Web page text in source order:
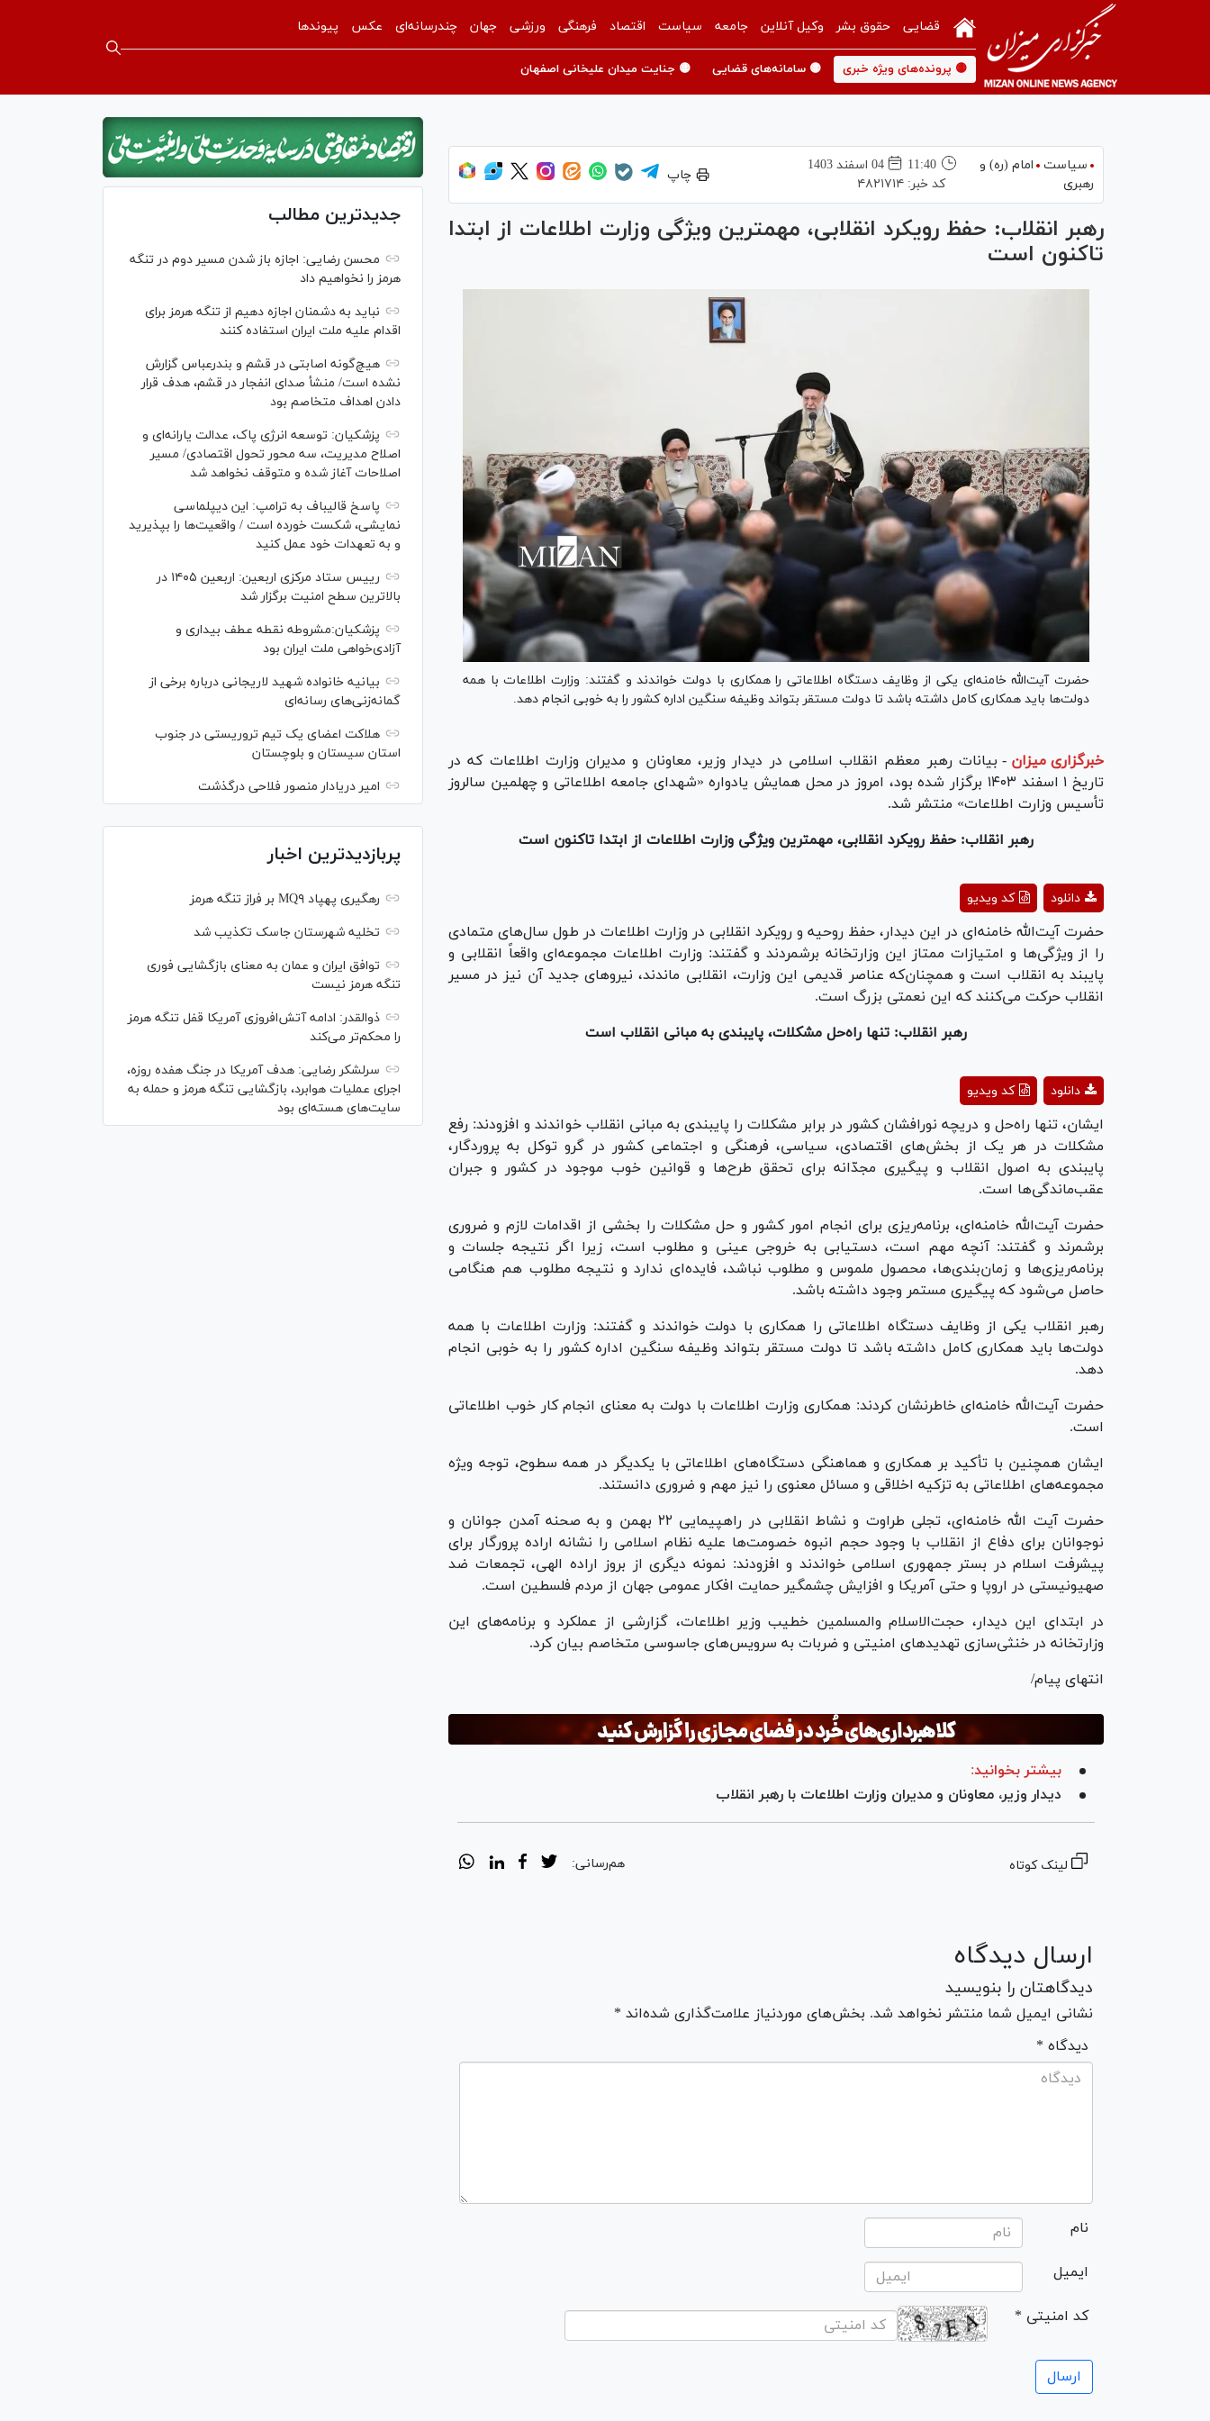
قضایی حقوق بشر وکیل آنلاین جامعه سیاست اقتصاد فرهنگی ورزشی جهان چندرسانه‌ای عکس پیوندها
🟡 پرونده‌های ویژه خبری 🟡 سامانه‌های قضایی 🟡 جنایت میدان علیخانی اصفهان
سیاست
امام (ره) و
رهبری
11:40
04 اسفند 1403
کد خبر:۴۸۲۱۷۱۴
چاپ
رهبر انقلاب: حفظ رویکرد انقلابی، مهمترین ویژگی وزارت اطلاعات از ابتدا
تاکنون است
حضرت آیت‌الله خامنه‌ای یکی از وظایف دستگاه اطلاعاتی را همکاری با دولت خواندند و گفتند: وزارت اطلاعات با همه
دولت‌ها باید همکاری کامل داشته باشد تا دولت مستقر بتواند وظیفه سنگین اداره کشور را به خوبی انجام دهد.
خبرگزاری میزان - بیانات رهبر معظم انقلاب اسلامی در دیدار وزیر، معاونان و مدیران وزارت اطلاعات که در
تاریخ ۱ اسفند ۱۴۰۳ برگزار شده بود، امروز در محل همایش یادواره «شهدای جامعه اطلاعاتی و چهلمین سالروز
تأسیس وزارت اطلاعات» منتشر شد.
رهبر انقلاب: حفظ رویکرد انقلابی، مهمترین ویژگی وزارت اطلاعات از ابتدا تاکنون است
Video
کد ویدیو دانلود
حضرت آیت‌الله خامنه‌ای در این دیدار، حفظ روحیه و رویکرد انقلابی در وزارت اطلاعات در طول سال‌های متمادی
را از ویژگی‌ها و امتیازات ممتاز این وزارتخانه برشمردند و گفتند: وزارت اطلاعات مجموعه‌ای واقعاً انقلابی و
پایبند به انقلاب است و همچنان‌که عناصر قدیمی این وزارت، انقلابی ماندند، نیرو‌های جدید آن نیز در مسیر
انقلاب حرکت می‌کنند که این نعمتی بزرگ است.
رهبر انقلاب: تنها راه‌حل مشکلات، پایبندی به مبانی انقلاب است
Video
کد ویدیو دانلود
ایشان، تنها راه‌حل و دریچه نورافشان کشور در برابر مشکلات را پایبندی به مبانی انقلاب خواندند و افزودند: رفع
مشکلات در هر یک از بخش‌های اقتصادی، سیاسی، فرهنگی و اجتماعی کشور در گرو توکل به پروردگار،
پایبندی به اصول انقلاب و پیگیری مجدّانه برای تحقق طرح‌ها و قوانین خوب موجود در کشور و جبران
عقب‌ماندگی‌ها است.
حضرت آیت‌الله خامنه‌ای، برنامه‌ریزی برای انجام امور کشور و حل مشکلات را بخشی از اقدامات لازم و ضروری
برشمرند و گفتند: آنچه مهم است، دستیابی به خروجی عینی و مطلوب است، زیرا اگر نتیجه جلسات و
برنامه‌ریزی‌ها و زمان‌بندی‌ها، محصول ملموس و مطلوب نباشد، فایده‌ای ندارد و نتیجه مطلوب هم هنگامی
حاصل می‌شود که پیگیری مستمر وجود داشته باشد.
رهبر انقلاب یکی از وظایف دستگاه اطلاعاتی را همکاری با دولت خواندند و گفتند: وزارت اطلاعات با همه
دولت‌ها باید همکاری کامل داشته باشد تا دولت مستقر بتواند وظیفه سنگین اداره کشور را به خوبی انجام
دهد.
حضرت آیت‌الله خامنه‌ای خاطرنشان کردند: همکاری وزارت اطلاعات با دولت به معنای انجام کار خوب اطلاعاتی
است.
ایشان همچنین با تأکید بر همکاری و هماهنگی دستگاه‌های اطلاعاتی با یکدیگر در همه سطوح، توجه ویژه
مجموعه‌های اطلاعاتی به تزکیه اخلاقی و مسائل معنوی را نیز مهم و ضروری دانستند.
حضرت آیت الله خامنه‌ای، تجلی طراوت و نشاط انقلابی در راهپیمایی ۲۲ بهمن و به صحنه آمدن جوانان و
نوجوانان برای دفاع از انقلاب با وجود حجم انبوه خصومت‌ها علیه نظام اسلامی را نشانه اراده پرورگار برای
پیشرفت اسلام در بستر جمهوری اسلامی خواندند و افزودند: نمونه دیگری از بروز اراده الهی، تجمعات ضد
صهیونیستی در اروپا و حتی آمریکا و افزایش چشمگیر حمایت افکار عمومی جهان از مردم فلسطین است.
در ابتدای این دیدار، حجت‌الاسلام والمسلمین خطیب وزیر اطلاعات، گزارشی از عملکرد و برنامه‌های این
وزارتخانه در خنثی‌سازی تهدید‌های امنیتی و ضربات به سرویس‌های جاسوسی متخاصم بیان کرد.
انتهای پیام/
بیشتر بخوانید:
دیدار وزیر، معاونان و مدیران وزارت اطلاعات با رهبر انقلاب
لینک کوتاه هم‌رسانی:
ارسال دیدگاه
دیدگاهتان را بنویسید
نشانی ایمیل شما منتشر نخواهد شد. بخش‌های موردنیاز علامت‌گذاری شده‌اند *
* دیدگاه
نام
ایمیل
* کد امنیتی
جدیدترین مطالب
محسن رضایی: اجازه باز شدن مسیر دوم در تنگه
هرمز را نخواهیم داد
نباید به دشمنان اجازه دهیم از تنگه هرمز برای
اقدام علیه ملت ایران استفاده کنند
هیچ‌گونه اصابتی در قشم و بندرعباس گزارش
نشده است/ منشأ صدای انفجار در قشم، هدف قرار
دادن اهداف متخاصم بود
پزشکیان: توسعه انرژی پاک، عدالت یارانه‌ای و
اصلاح مدیریت، سه محور تحول اقتصادی/ مسیر
اصلاحات آغاز شده و متوقف نخواهد شد
پاسخ قالیباف به ترامپ: این دیپلماسی
نمایشی، شکست خورده است / واقعیت‌ها را بپذیرید
و به تعهدات خود عمل کنید
رییس ستاد مرکزی اربعین: اربعین ۱۴۰۵ در
بالاترین سطح امنیت برگزار شد
پزشکیان:مشروطه نقطه عطف بیداری و
آزادی‌خواهی ملت ایران بود
بیانیه خانواده شهید لاریجانی درباره برخی از
گمانه‌زنی‌های رسانه‌ای
هلاکت اعضای یک تیم تروریستی در جنوب
استان سیستان و بلوچستان
امیر دریادار منصور فلاحی درگذشت
پربازدیدترین اخبار
رهگیری پهپاد MQ۹ بر فراز تنگه هرمز
تخلیه شهرستان جاسک تکذیب شد
توافق ایران و عمان به معنای بازگشایی فوری
تنگه هرمز نیست
ذوالقدر: ادامه آتش‌افروزی آمریکا قفل تنگه هرمز
را محکم‌تر می‌کند
سرلشکر رضایی: هدف آمریکا در جنگ هفده روزه،
اجرای عملیات هوابرد، بازگشایی تنگه هرمز و حمله به
سایت‌های هسته‌ای بود